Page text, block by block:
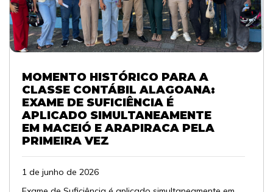
MOMENTO HISTÓRICO PARA A
CLASSE CONTÁBIL ALAGOANA:
EXAME DE SUFICIÊNCIA É
APLICADO SIMULTANEAMENTE
EM MACEIÓ E ARAPIRACA PELA
PRIMEIRA VEZ
1 de junho de 2026